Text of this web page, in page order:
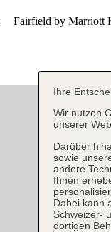
Ihre
Wir nutzen
unserer
Darüber
sowie
andere
Ihnen
Dabei kann
Schweizer-
dortigen